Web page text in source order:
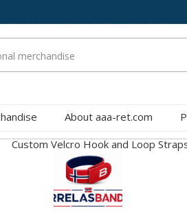
About aaa-ret.com
Custom Velcro Hook and Loop